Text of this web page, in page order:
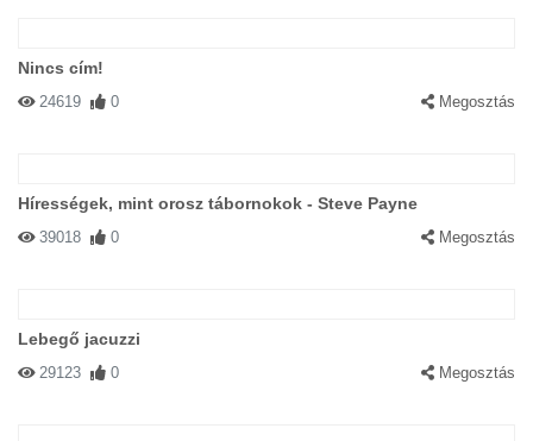
Nincs cím!
24619 0 Megosztás
Hírességek, mint orosz tábornokok - Steve Payne
39018 0 Megosztás
Lebegő jacuzzi
29123 0 Megosztás